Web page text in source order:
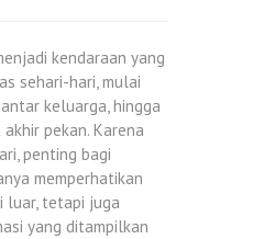
kendaraan yang
sehari-hari, mulai
keluarga, hingga
pekan. Karena
penting bagi
memperhatikan
luar, tetapi juga
yang ditampilkan